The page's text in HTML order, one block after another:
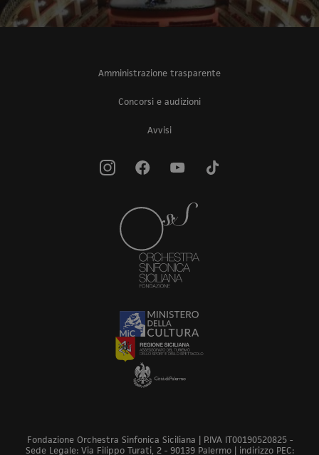
Amministrazione trasparente
Concorsi e audizioni
Avvisi
Fondazione Orchestra Sinfonica Siciliana | P.IVA IT00190520825 -
Sede Legale: Via Filippo Turati, 2 - 90139 Palermo | indirizzo PEC: